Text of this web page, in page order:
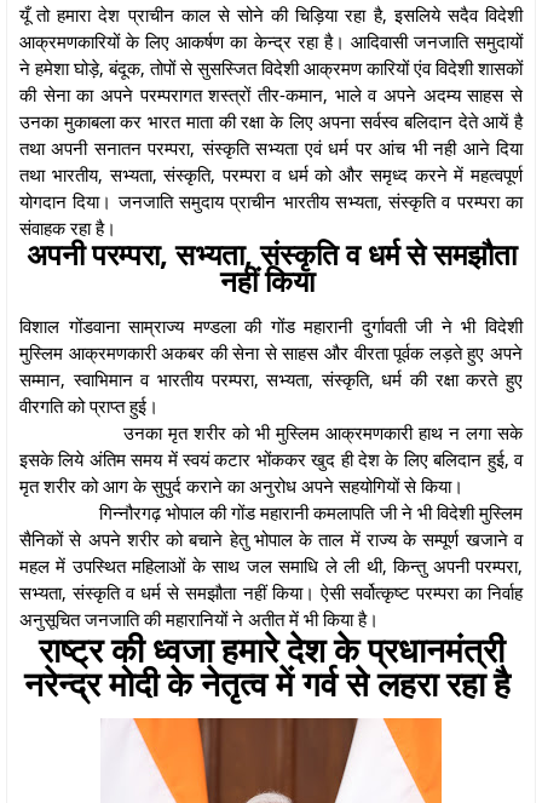
यूँ तो हमारा देश प्राचीन काल से सोने की चिड़िया रहा है, इसलिये सदैव विदेशी
आक्रमणकारियों के लिए आकर्षण का केन्द्र रहा है। आदिवासी जनजाति समुदायों
ने हमेशा घोड़े, बंदूक, तोपों से सुसस्जित विदेशी आक्रमण कारियों एंव विदेशी शासकों
की सेना का अपने परम्परागत शस्त्रों तीर-कमान, भाले व अपने अदम्य साहस से
उनका मुकाबला कर भारत माता की रक्षा के लिए अपना सर्वस्व बलिदान देते आयें है
तथा अपनी सनातन परम्परा, संस्कृति सभ्यता एवं धर्म पर आंच भी नही आने दिया
तथा भारतीय, सभ्यता, संस्कृति, परम्परा व धर्म को और समृध्द करने में महत्वपूर्ण
योगदान दिया। जनजाति समुदाय प्राचीन भारतीय सभ्यता, संस्कृति व परम्परा का
संवाहक रहा है।
अपनी परम्परा, सभ्यता, संस्कृति व धर्म से समझौता
नहीं किया
विशाल गोंडवाना साम्राज्य मण्डला की गोंड महारानी दुर्गावती जी ने भी विदेशी
मुस्लिम आक्रमणकारी अकबर की सेना से साहस और वीरता पूर्वक लड़ते हुए अपने
सम्मान, स्वाभिमान व भारतीय परम्परा, सभ्यता, संस्कृति, धर्म की रक्षा करते हुए
वीरगति को प्राप्त हुई।
उनका मृत शरीर को भी मुस्लिम आक्रमणकारी हाथ न लगा सके
इसके लिये अंतिम समय में स्वयं कटार भोंककर खुद ही देश के लिए बलिदान हुई, व
मृत शरीर को आग के सुपुर्द कराने का अनुरोध अपने सहयोगियों से किया।
गिन्नौरगढ़ भोपाल की गोंड महारानी कमलापति जी ने भी विदेशी मुस्लिम
सैनिकों से अपने शरीर को बचाने हेतु भोपाल के ताल में राज्य के सम्पूर्ण खजाने व
महल में उपस्थित महिलाओं के साथ जल समाधि ले ली थी, किन्तु अपनी परम्परा,
सभ्यता, संस्कृति व धर्म से समझौता नहीं किया। ऐसी सर्वोत्कृष्ट परम्परा का निर्वाह
अनुसूचित जनजाति की महारानियों ने अतीत में भी किया है।
राष्ट्र की ध्वजा हमारे देश के प्रधानमंत्री
नरेन्द्र मोदी के नेतृत्व में गर्व से लहरा रहा है